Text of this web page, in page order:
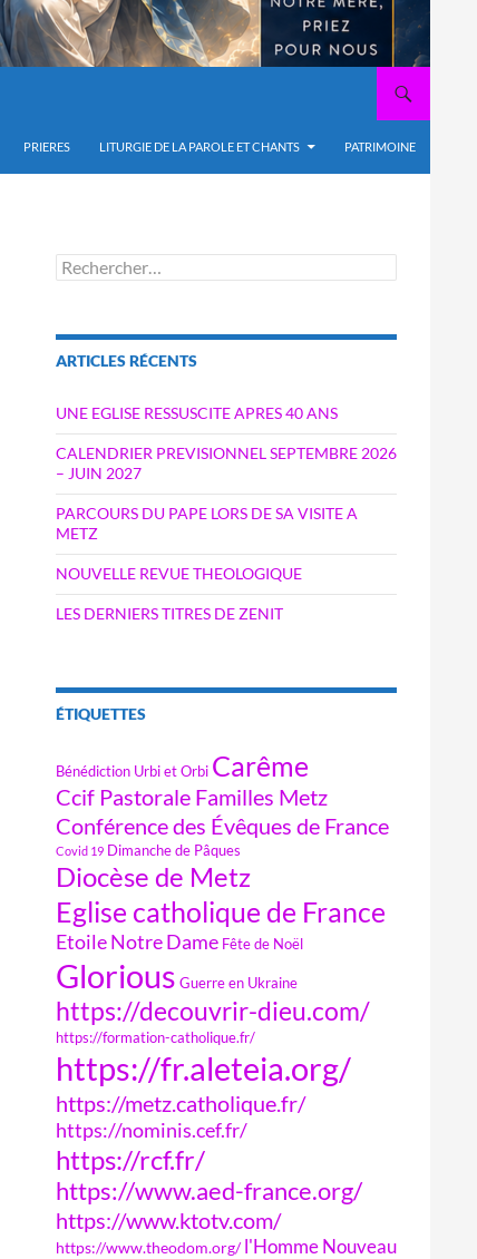
PRIERES LITURGIE DE LA PAROLE ET CHANTS PATRIMOINE
Rechercher :
ARTICLES RÉCENTS
UNE EGLISE RESSUSCITE APRES 40 ANS
CALENDRIER PREVISIONNEL SEPTEMBRE 2026
– JUIN 2027
PARCOURS DU PAPE LORS DE SA VISITE A
METZ
NOUVELLE REVUE THEOLOGIQUE
LES DERNIERS TITRES DE ZENIT
ÉTIQUETTES
Bénédiction Urbi et Orbi Carême
Ccif Pastorale Familles Metz
Conférence des Évêques de France
Covid 19 Dimanche de Pâques
Diocèse de Metz
Eglise catholique de France
Etoile Notre Dame Fête de Noël
Glorious Guerre en Ukraine
https://decouvrir-dieu.com/
https://formation-catholique.fr/
https://fr.aleteia.org/
https://metz.catholique.fr/
https://nominis.cef.fr/
https://rcf.fr/
https://www.aed-france.org/
https://www.ktotv.com/
https://www.theodom.org/ l'Homme Nouveau